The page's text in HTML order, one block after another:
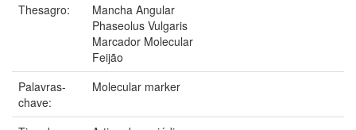
Thesagro:
Mancha Angular
Phaseolus Vulgaris
Marcador Molecular
Feijão
Palavras-
chave:
Molecular marker